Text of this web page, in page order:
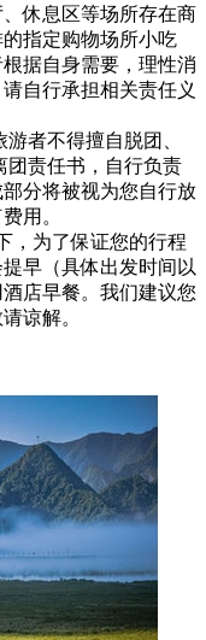
休息区等场所存在商
指定购物场所小吃
据自身需要，理性消
自行承担相关责任义
者不得擅自脱团、
团责任书，自行负责
分将被视为您自行放
用。
，为了保证您的行程
早（具体出发时间以
店早餐。我们建议您
谅解。